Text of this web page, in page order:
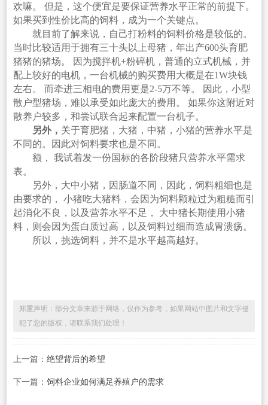
欢嘛。 但是，这个便宜是要保证营养水平正常的前提下。
如果买到性价比高的饲料，成为一个关键点。
就目前了解来说，自己打粉料的饲料价格是较低的。
当时比较适用于拥有三十头以上母猪，年出产600头育肥
猪猪的猪场。 因为搅拌机+粉碎机，普通的立式机械，并
配上较好的电机，一台机械的购买费用大概是在1W块钱
左右。 而牵进三相电的费用更是2-5万不等。 因此，小型
散户型猪场，难以承受如此庞大的费用。 如果你这附近对
散养户较多，和尝试联合起来配置一台机子。
另外， 关于育肥猪，大猪，中猪，小猪的营养水平是
不同的。因此对饲料要求也是不同。
额， 我试着发一份国标的各阶段猪只营养水平需求
表。
另外，大中小猪，因肠道不同，因此，饲料粗细也是
由要求的， 小猪吃大猪料，会因为饲料颗粒过为粗糙而引
起消化不良，以及营养水平不足， 大中猪长期使用小猪
料，则会因为蛋白质过高，以及饲料过细而造成胃溃疡。
所以，挑选饲料，并不是水平越高越好。
郑重声明：部分文章来源于网络，仅作为参考，如果网站中图片和文字侵
犯了您的版权，请联系我们处理！
上一篇： 绝望背后的希望
下一篇： 饲料企业如何满足养殖户的需求